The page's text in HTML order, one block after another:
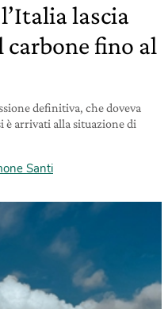
lascia
carbone fino al
definitiva, che doveva
è arrivati alla situazione di
Santi